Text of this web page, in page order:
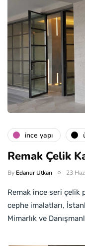
i̇nce yapı
Remak Çelik
By Edanur Utkan 23
Remak ince seri çelik
cephe imalatları,
Mimarlık ve